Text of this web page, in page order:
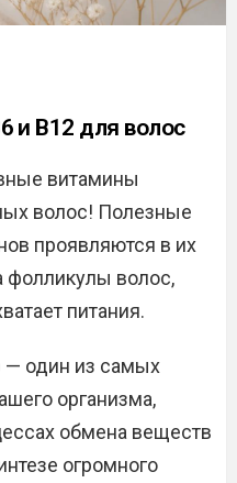
и В12 для волос
витамины
волос! Полезные
проявляются в их
фолликулы волос,
питания.
— один из самых
организма,
обмена веществ
огромного